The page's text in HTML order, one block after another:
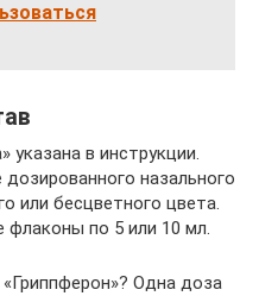
указана в инструкции.
назального
или бесцветного цвета.
флаконы по 5 или 10 мл.
Одна доза